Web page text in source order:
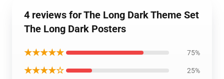
4 reviews for The Long Dark Theme Set
The Long Dark Posters
★★★★★ 75%
★★★★☆ 25%